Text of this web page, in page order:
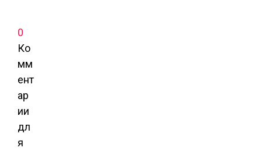
0
Ко
мм
ент
ар
ии
дл
я